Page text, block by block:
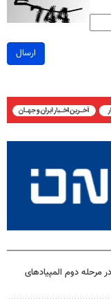
ارسال
در مرحله دوم المپیادهای